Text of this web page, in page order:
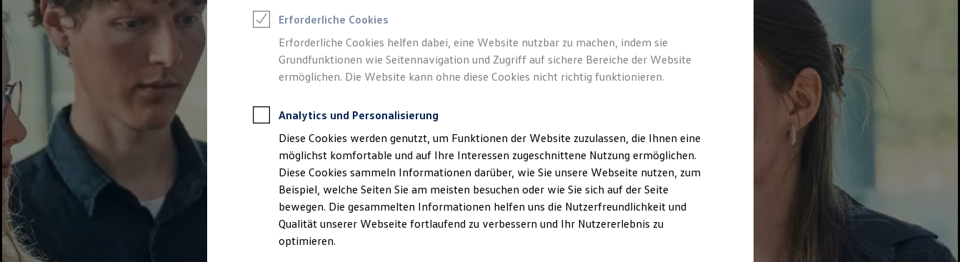
Erforderliche Cookies
Erforderliche Cookies helfen dabei, eine Website nutzbar zu machen, indem sie
Grundfunktionen wie Seitennavigation und Zugriff auf sichere Bereiche der Website
ermöglichen. Die Website kann ohne diese Cookies nicht richtig funktionieren.
Analytics und Personalisierung
Diese Cookies werden genutzt, um Funktionen der Website zuzulassen, die Ihnen eine
möglichst komfortable und auf Ihre Interessen zugeschnittene Nutzung ermöglichen.
Diese Cookies sammeln Informationen darüber, wie Sie unsere Webseite nutzen, zum
Beispiel, welche Seiten Sie am meisten besuchen oder wie Sie sich auf der Seite
bewegen. Die gesammelten Informationen helfen uns die Nutzerfreundlichkeit und
Qualität unserer Webseite fortlaufend zu verbessern und Ihr Nutzererlebnis zu
optimieren.
How to book
Venue hire
Rooms for rent
ID. Forum
ID. Globe
About us
Showcase Transformation & Innovation
Commitment
We drive football
Architecture